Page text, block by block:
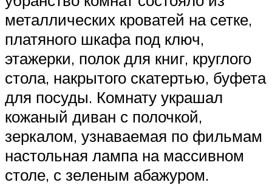
металлических кроватей на сетке,
платяного шкафа под ключ,
этажерки, полок для книг, круглого
стола, накрытого скатертью, буфета
для посуды. Комнату украшал
кожаный диван с полочкой,
зеркалом, узнаваемая по фильмам
настольная лампа на массивном
столе, с зеленым абажуром.